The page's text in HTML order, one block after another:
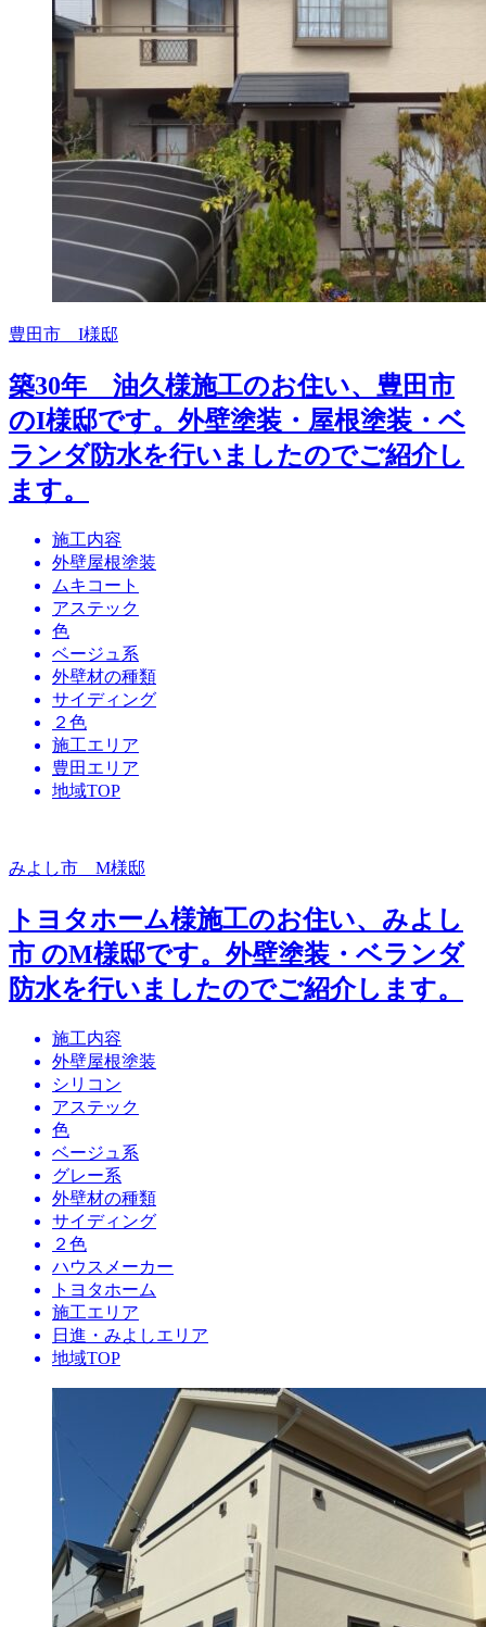
豊田市 I様邸
築30年 油久様施工のお住い、豊田市
のI様邸です。外壁塗装・屋根塗装・ベ
ランダ防水を行いましたのでご紹介し
ます。
施工内容
外壁屋根塗装
ムキコート
アステック
色
ベージュ系
外壁材の種類
サイディング
２色
施工エリア
豊田エリア
地域TOP
みよし市 M様邸
トヨタホーム様施工のお住い、みよし
市 のM様邸です。外壁塗装・ベランダ
防水を行いましたのでご紹介します。
施工内容
外壁屋根塗装
シリコン
アステック
色
ベージュ系
グレー系
外壁材の種類
サイディング
２色
ハウスメーカー
トヨタホーム
施工エリア
日進・みよしエリア
地域TOP